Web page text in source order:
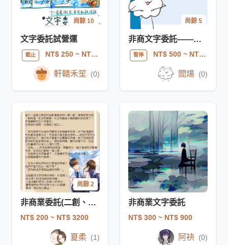
尚餘 10
文字委託試營運
截止 NT$ 250~ NT$ 8000
軒轅禾笙 (0)
尚餘 5
非商文字委託——全年齡向
暫停 NT$ 500~ NT$ 1250
閻煬 (0)
尚餘 2
非商業委託(二創、夢向)
NT$ 200 ~ NT$ 3200
夏柔 (1)
非商業文字委託
NT$ 300 ~ NT$ 900
阿袂 (0)